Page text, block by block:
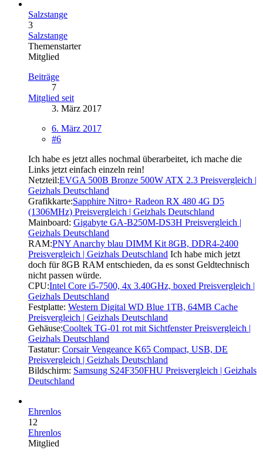
Salzstange
3
Salzstange
Themenstarter
Mitglied
Beiträge
7
Mitglied seit
3. März 2017
6. März 2017
#6
Ich habe es jetzt alles nochmal überarbeitet, ich mache die
Links jetzt einfach einzeln rein!
Netzteil:EVGA 500B Bronze 500W ATX 2.3 Preisvergleich |
Geizhals Deutschland
Grafikkarte:Sapphire Nitro+ Radeon RX 480 4G D5
(1306MHz) Preisvergleich | Geizhals Deutschland
Mainboard: Gigabyte GA-B250M-DS3H Preisvergleich |
Geizhals Deutschland
RAM:PNY Anarchy blau DIMM Kit 8GB, DDR4-2400
Preisvergleich | Geizhals Deutschland Ich habe mich jetzt
doch für 8GB RAM entschieden, da es sonst Geldtechnisch
nicht passen würde.
CPU:Intel Core i5-7500, 4x 3.40GHz, boxed Preisvergleich |
Geizhals Deutschland
Festplatte: Western Digital WD Blue 1TB, 64MB Cache
Preisvergleich | Geizhals Deutschland
Gehäuse:Cooltek TG-01 rot mit Sichtfenster Preisvergleich |
Geizhals Deutschland
Tastatur: Corsair Vengeance K65 Compact, USB, DE
Preisvergleich | Geizhals Deutschland
Bildschirm: Samsung S24F350FHU Preisvergleich | Geizhals
Deutschland
Ehrenlos
12
Ehrenlos
Mitglied